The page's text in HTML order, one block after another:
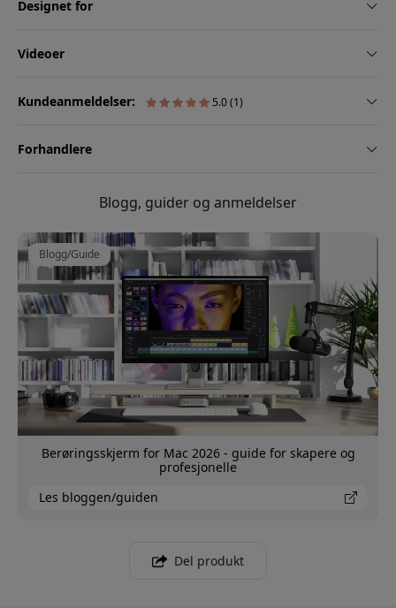
Designet for
Videoer
Kundeanmeldelser: 5.0 (1)
Forhandlere
Blogg, guider og anmeldelser
Blogg/Guide
Berøringsskjerm for Mac 2026 - guide for skapere og
profesjonelle
Les bloggen/guiden
Del produkt